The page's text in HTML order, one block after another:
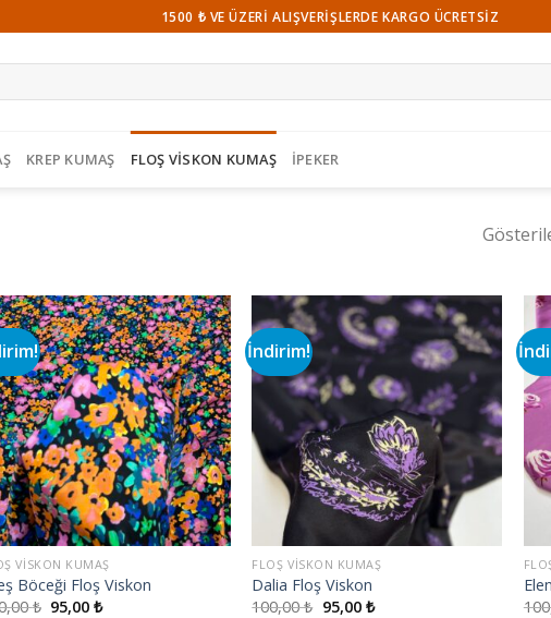
1500 ₺ VE ÜZERI ALIŞVERIŞLERDE KARGO ÜCRETSIZ
KREP KUMAŞ FLOŞ VISKON KUMAŞ İPEKER
VISKON KUMAŞ
Böceği Floş Viskon
₺ 95,00₺
İndirim!
FLOŞ VISKON KUMAŞ
Dalia Floş Viskon
100,00₺ 95,00 ₺